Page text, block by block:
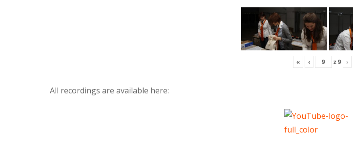
« ‹ z9 ›
All recordings are available here: